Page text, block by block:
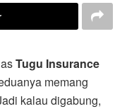
Tugu Insurance
memang
kalau digabung,